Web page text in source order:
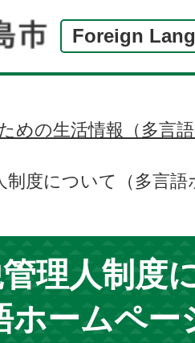
Foreign
めの生活情報（多言
制度について（多言
理人制度
ホームペ